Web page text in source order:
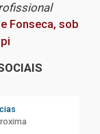
Fonseca, sob